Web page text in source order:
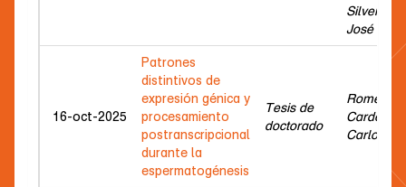
Silveira
José
16-oct-2025
Patrones
distintivos de
expresión génica y
procesamiento
postranscripcional
durante la
espermatogénesis
Tesis de
doctorado
Romeo
Carlos